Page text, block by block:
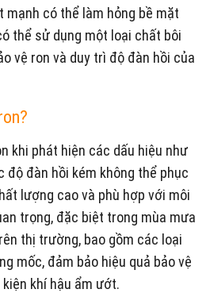
mạnh có thể làm hỏng bề mặt
thể sử dụng một loại chất bôi
vệ ron và duy trì độ đàn hồi của
khi phát hiện các dấu hiệu như
độ đàn hồi kém không thể phục
lượng cao và phù hợp với môi
trọng, đặc biệt trong mùa mưa
thị trường, bao gồm các loại
mốc, đảm bảo hiệu quả bảo vệ
khí hậu ẩm ướt.